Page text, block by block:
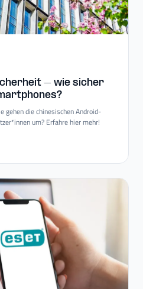
– wie sicher
gehen die chinesischen Android-
um? Erfahre hier mehr!